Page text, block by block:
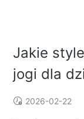
Jakie
jogi dla
2026-02-22